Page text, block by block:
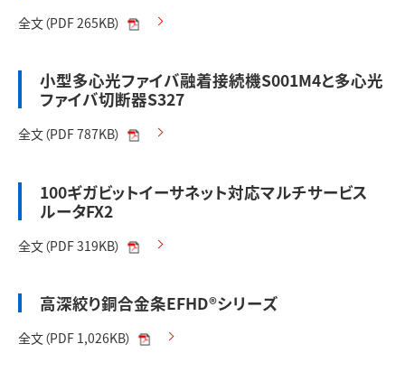
全文（PDF 265KB）
小型多心光ファイバ融着接続機S001M4と多心光
ファイバ切断器S327
全文（PDF 787KB）
100ギガビットイーサネット対応マルチサービス
ルータFX2
全文（PDF 319KB）
高深絞り銅合金条EFHD®シリーズ
全文（PDF 1,026KB）